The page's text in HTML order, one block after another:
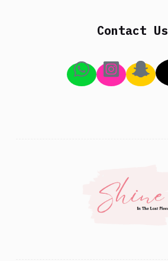
Contact Us